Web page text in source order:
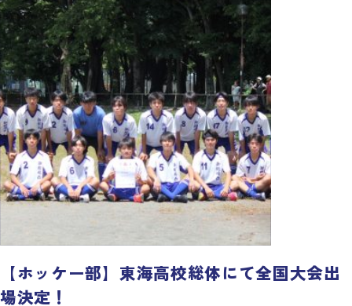
【ホッケー部】東海高校総体にて全国大会出
場決定！